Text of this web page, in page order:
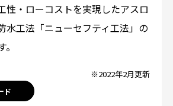
性・ローコストを実現したアスロ
水工法「ニューセフティ工法」の
※2022年2月更新
ド